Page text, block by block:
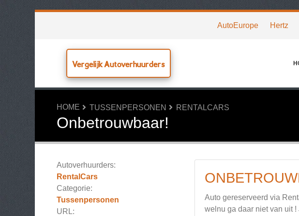
AutoEurope Hertz
Vergelijk Autoverhuurders
HOME TUSSENPERSONEN RENTALCARS
Onbetrouwbaar!
Autoverhuurders:
RentalCars
Categorie:
Tussenpersonen
URL:
Auto gereserveerd via
welnu ga daar niet van uit